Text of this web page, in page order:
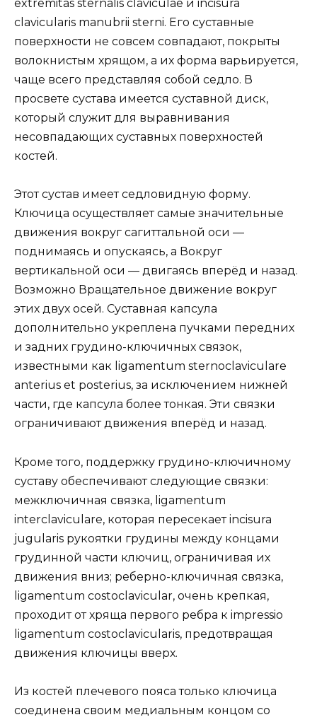
extremitas sternalis claviculae и incisura
clavicularis manubrii sterni. Его суставные
поверхности не совсем совпадают, покрыты
волокнистым хрящом, а их форма варьируется,
чаще всего представляя собой седло. В
просвете сустава имеется суставной диск,
который служит для выравнивания
несовпадающих суставных поверхностей
костей.
Этот сустав имеет седловидную форму.
Ключица осуществляет самые значительные
движения вокруг сагиттальной оси —
поднимаясь и опускаясь, а Вокруг
вертикальной оси — двигаясь вперёд и назад.
Возможно Вращательное движение вокруг
этих двух осей. Суставная капсула
дополнительно укреплена пучками передних
и задних грудино-ключичных связок,
известными как ligamentum sternoclaviculare
anterius et posterius, за исключением нижней
части, где капсула более тонкая. Эти связки
ограничивают движения вперёд и назад.
Кроме того, поддержку грудино-ключичному
суставу обеспечивают следующие связки:
межключичная связка, ligamentum
interclaviculare, которая пересекает incisura
jugularis рукоятки грудины между концами
грудинной части ключиц, ограничивая их
движения вниз; реберно-ключичная связка,
ligamentum costoclavicular, очень крепкая,
проходит от хряща первого ребра к impressio
ligamentum costoclavicularis, предотвращая
движения ключицы вверх.
Из костей плечевого пояса только ключица
соединена своим медиальным концом со